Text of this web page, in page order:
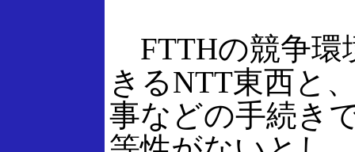
FTTHの競争環
きるNTT東西と
事などの手続き